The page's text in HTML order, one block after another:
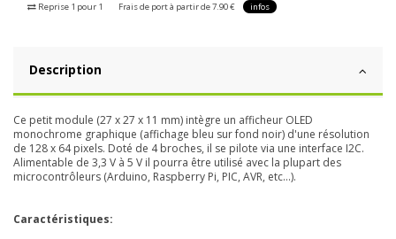
Reprise 1 pour 1 Frais de port à partir de 7.90 € infos
Description
Ce petit module (27 x 27 x 11 mm) intègre un afficheur OLED
monochrome graphique (affichage bleu sur fond noir) d'une résolution
de 128 x 64 pixels. Doté de 4 broches, il se pilote via une interface I2C.
Alimentable de 3,3 V à 5 V il pourra être utilisé avec la plupart des
microcontrôleurs (Arduino, Raspberry Pi, PIC, AVR, etc...).
Caractéristiques: